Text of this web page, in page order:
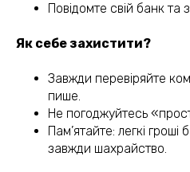
Повідомте свій банк та
Як себе захистити?
Завжди перевіряйте
пише.
Не погоджуйтесь
Пам’ятайте: легкі
завжди шахрайство.
(050) 309-40-25